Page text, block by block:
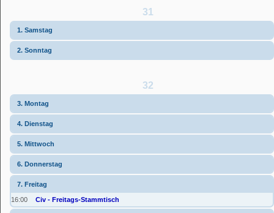
31
1. Samstag
2. Sonntag
32
3. Montag
4. Dienstag
5. Mittwoch
6. Donnerstag
7. Freitag
16:00 Civ - Freitags-Stammtisch